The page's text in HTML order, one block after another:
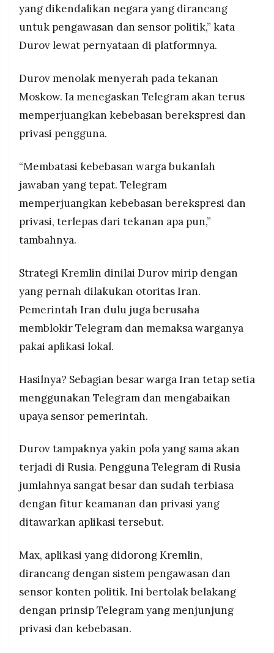
©
Resolusi.co
-
MEDIA
yang dikendalikan negara yang dirancang
untuk pengawasan dan sensor politik,” kata
Durov lewat pernyataan di platformnya.
Durov menolak menyerah pada tekanan
Moskow. Ia menegaskan Telegram akan terus
memperjuangkan kebebasan berekspresi dan
privasi pengguna.
“Membatasi kebebasan warga bukanlah
jawaban yang tepat. Telegram
memperjuangkan kebebasan berekspresi dan
privasi, terlepas dari tekanan apa pun,”
tambahnya.
Strategi Kremlin dinilai Durov mirip dengan
yang pernah dilakukan otoritas Iran.
Pemerintah Iran dulu juga berusaha
memblokir Telegram dan memaksa warganya
pakai aplikasi lokal.
Hasilnya? Sebagian besar warga Iran tetap setia
menggunakan Telegram dan mengabaikan
upaya sensor pemerintah.
Durov tampaknya yakin pola yang sama akan
terjadi di Rusia. Pengguna Telegram di Rusia
jumlahnya sangat besar dan sudah terbiasa
dengan fitur keamanan dan privasi yang
ditawarkan aplikasi tersebut.
Max, aplikasi yang didorong Kremlin,
dirancang dengan sistem pengawasan dan
sensor konten politik. Ini bertolak belakang
dengan prinsip Telegram yang menjunjung
privasi dan kebebasan.